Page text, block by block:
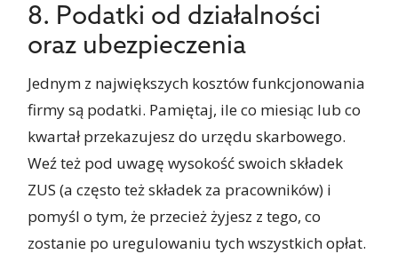
8. Podatki od działalności
oraz ubezpieczenia
Jednym z największych kosztów funkcjonowania
firmy są podatki. Pamiętaj, ile co miesiąc lub co
kwartał przekazujesz do urzędu skarbowego.
Weź też pod uwagę wysokość swoich składek
ZUS (a często też składek za pracowników) i
pomyśl o tym, że przecież żyjesz z tego, co
zostanie po uregulowaniu tych wszystkich opłat.